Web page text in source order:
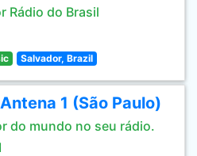
Rádio do Brasil
Salvador, Brazil
1 (São Paulo)
do mundo no seu rádio.